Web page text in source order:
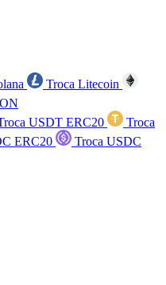
Troca Litecoin
USDT ERC20
Troca
ERC20
Troca USDC